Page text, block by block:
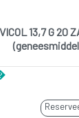
13,7 G 20